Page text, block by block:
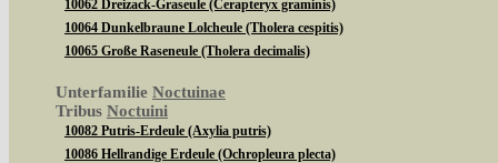
10062 Dreizack-Graseule (Cerapteryx graminis)
10064 Dunkelbraune Lolcheule (Tholera cespitis)
10065 Große Raseneule (Tholera decimalis)
Unterfamilie Noctuinae
Tribus Noctuini
10082 Putris-Erdeule (Axylia putris)
10086 Hellrandige Erdeule (Ochropleura plecta)